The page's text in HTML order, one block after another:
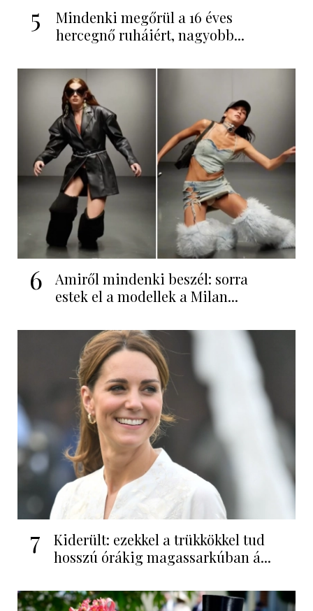
5
Mindenki megőrül a 16 éves
hercegnő ruháiért, nagyobb...
6
Amiről mindenki beszél: sorra
estek el a modellek a Milan...
7
Kiderült: ezekkel a trükkökkel tud
hosszú órákig magassarkúban á...